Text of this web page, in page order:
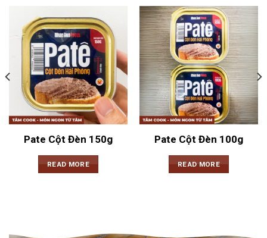
Pate Cột Đèn 150g
READ MORE
Pate Cột Đèn 100g
READ MORE